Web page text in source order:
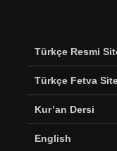
Türkçe Resmi
Türkçe Fetva
Kur’an Dersi
English